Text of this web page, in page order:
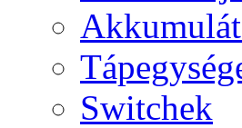
Switchek